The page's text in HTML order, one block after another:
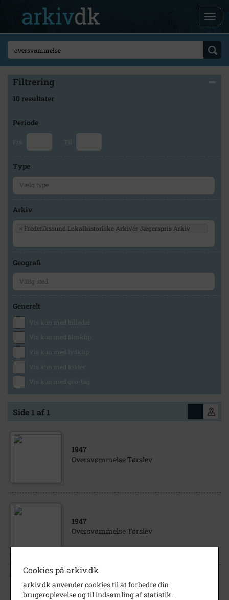
Filtrering
10 resultater
Periode
Fra Til
Type
Arkiv
× Frederikssund Lokalhistoriske Arkiver Jægerspris Arkiv
Geografi
Generelt
Vis kun med billeder
Vis kun med filmklip
Vis kun med lydklip
Vis kun med kilder
Vis kun med geo-tag
Side 1 af 1
1947
Oversvømmelse Tørslev
1947
Oversvømmelse Tørslev
1947
Cookies på arkiv.dk
arkiv.dk anvender cookies til at forbedre din
brugeroplevelse og til indsamling af statistik.